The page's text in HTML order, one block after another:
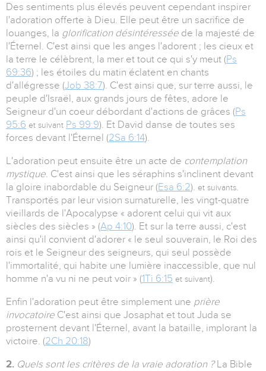
Des sentiments plus élevés peuvent cependant inspirer
l'adoration offerte à Dieu. Elle peut être un sacrifice de
louanges, la glorification désintéressée de la majesté de
l'Éternel. C'est ainsi que les anges l'adorent ; les cieux et
la terre le célèbrent, la mer et tout ce qui s'y meut (Ps
69:36) ; les étoiles du matin éclatent en chants
d'allégresse (Job 38:7). C'est ainsi que, sur terre aussi, le
peuple d'Israël, aux grands jours de fêtes, adore le
Seigneur d'un coeur débordant d'actions de grâces (Ps
95:6 et suivant Ps 99:9). Et David danse de toutes ses
forces devant l'Éternel (2Sa 6:14).
L'adoration peut ensuite être un acte de contemplation
mystique. C'est ainsi que les séraphins s'inclinent devant
la gloire inabordable du Seigneur (Esa 6:2). et suivants.
Transportés par leur vision surnaturelle, les vingt-quatre
vieillards de l'Apocalypse « adorent celui qui vit aux
siècles des siècles » (Ap 4:10). Et sur la terre aussi, c'est
ainsi qu'il convient d'adorer « le seul souverain, le Roi des
rois et le Seigneur des seigneurs, qui seul possède
l'immortalité, qui habite une lumière inaccessible, que nul
homme n'a vu ni ne peut voir » (1Ti 6:15 et suivant).
Enfin l'adoration peut être simplement une prière
invocatoire C'est ainsi que Josaphat et tout Juda se
prosternent devant l'Éternel, avant la bataille, implorant la
victoire. (2Ch 20:18)
2. Quels sont les critères de la vraie adoration ? La Bible